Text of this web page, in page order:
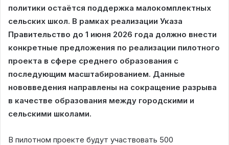
политики остаётся поддержка малокомплектных
сельских школ. В рамках реализации Указа
Правительство до 1 июня 2026 года должно внести
конкретные предложения по реализации пилотного
проекта в сфере среднего образования с
последующим масштабированием. Данные
нововведения направлены на сокращение разрыва
в качестве образования между городскими и
сельскими школами.
В пилотном проекте будут участвовать 500